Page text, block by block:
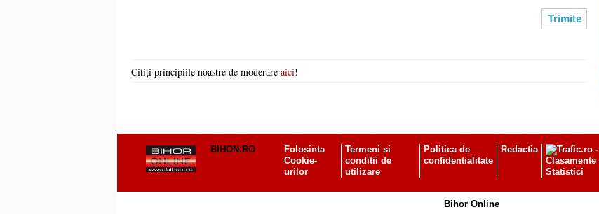
Citiți principiile noastre de moderare aici!
BIHON.RO
Folosinta
Cookie-
urilor
Termeni si
conditii de
utilizare
Politica de
confidentialitate
Redactia
Bihor Online